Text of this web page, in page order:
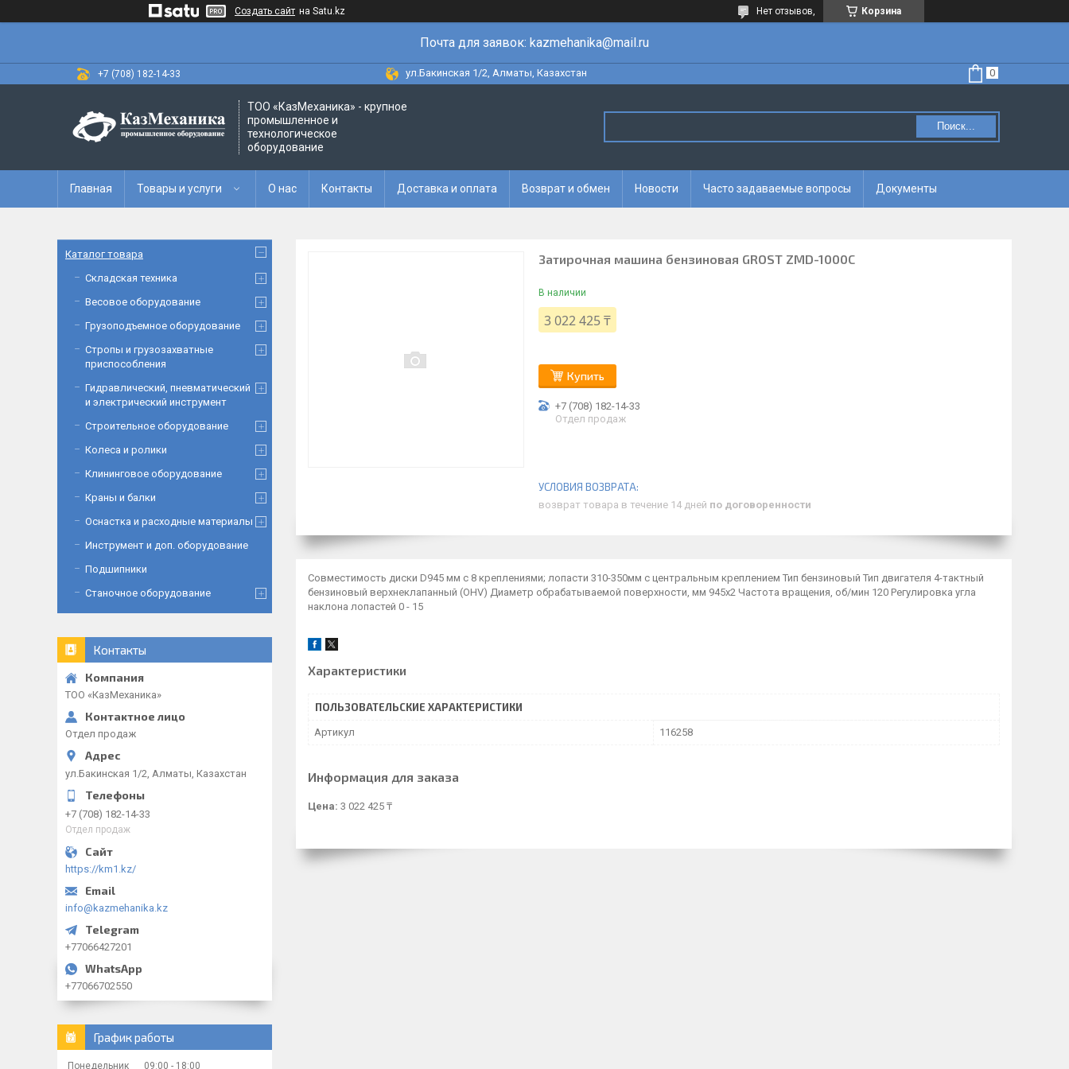
Создать сайт на Satu.kz Корзина
Нет отзывов,
Почта для заявок: kazmehanika@mail.ru
+7 (708) 182-14-33 ул.Бакинская 1/2, Алматы, Казахстан
ТОО «‎КазМеханика» - крупное
промышленное и
технологическое
оборудование
Поиск...
Главная Товары и услуги О нас Контакты Доставка и оплата Возврат и обмен Новости Часто задаваемые вопросы Документы
Затирочная машина бензиновая GROST ZMD-1000C
В наличии
3 022 425 ₸
Купить
+7 (708) 182-14-33
Отдел продаж
возврат товара в течение 14 дней по договоренности
Совместимость диски D945 мм c 8 креплениями; лопасти 310-350мм с центральным креплением Тип бензиновый Тип двигателя 4-тактный
бензиновый верхнеклапанный (OHV) Диаметр обрабатываемой поверхности, мм 945х2 Частота вращения, об/мин 120 Регулировка угла
наклона лопастей 0 - 15
Характеристики
ПОЛЬЗОВАТЕЛЬСКИЕ ХАРАКТЕРИСТИКИ
Артикул 116258
Информация для заказа
Цена: 3 022 425 ₸
Каталог товара
Складская техника
Весовое оборудование
Грузоподъемное оборудование
Стропы и грузозахватные
приспособления
Гидравлический, пневматический
и электрический инструмент
Строительное оборудование
Колеса и ролики
Клининговое оборудование
Краны и балки
Оснастка и расходные материалы
Инструмент и доп. оборудование
Подшипники
Станочное оборудование
Контакты
ТОО «‎КазМеханика»
Отдел продаж
ул.Бакинская 1/2, Алматы, Казахстан
+7 (708) 182-14-33
Отдел продаж
https://km1.kz/
info@kazmehanika.kz
+77066427201
+77066702550
График работы
Понедельник 09:00 18:00